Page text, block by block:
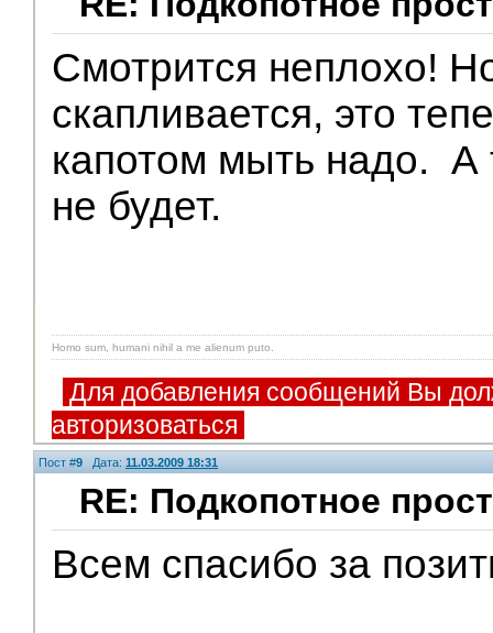
Смотрится неплохо!
скапливается, это
капотом мыть надо. А
не будет.
V.I.P.
Homo sum, humani nihil a me alienum puto.
Для добавления сообщений Вы
авторизоваться
Пост #9 Дата: 11.03.2009 18:31
RE: Подкопотное
Всем спасибо за